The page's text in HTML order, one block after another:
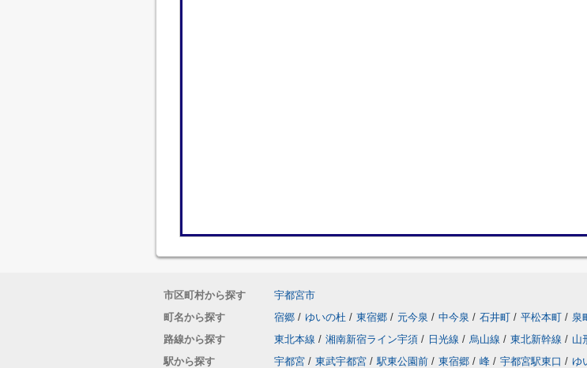
市区町村から探す
宇都宮市
町名から探す
宿郷 / ゆいの杜 / 東宿郷 / 元今泉 / 中今泉 / 石井町 / 平松本町 / 泉
路線から探す
東北本線 / 湘南新宿ライン宇須 / 日光線 / 烏山線 / 東北新幹線 / 山
駅から探す
宇都宮 / 東武宇都宮 / 駅東公園前 / 東宿郷 / 峰 / 宇都宮駅東口 / ゆ